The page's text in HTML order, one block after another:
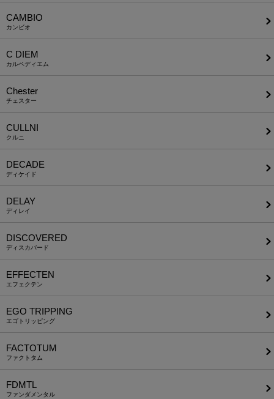
CAMBIO
カンビオ
C DIEM
カルペディエム
Chester
チェスター
CULLNI
クルニ
DECADE
ディケイド
DELAY
ディレイ
DISCOVERED
ディスカバード
EFFECTEN
エフェクテン
EGO TRIPPING
エゴトリッピング
FACTOTUM
ファクトタム
FDMTL
ファンダメンタル